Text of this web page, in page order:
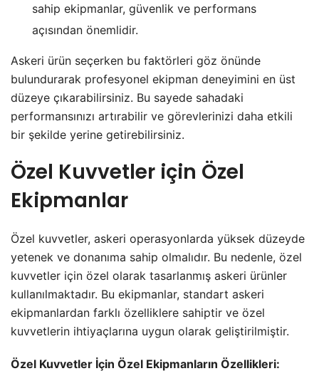
sahip ekipmanlar, güvenlik ve performans
açısından önemlidir.
Askeri ürün seçerken bu faktörleri göz önünde
bulundurarak profesyonel ekipman deneyimini en üst
düzeye çıkarabilirsiniz. Bu sayede sahadaki
performansınızı artırabilir ve görevlerinizi daha etkili
bir şekilde yerine getirebilirsiniz.
Özel Kuvvetler için Özel
Ekipmanlar
Özel kuvvetler, askeri operasyonlarda yüksek düzeyde
yetenek ve donanıma sahip olmalıdır. Bu nedenle, özel
kuvvetler için özel olarak tasarlanmış askeri ürünler
kullanılmaktadır. Bu ekipmanlar, standart askeri
ekipmanlardan farklı özelliklere sahiptir ve özel
kuvvetlerin ihtiyaçlarına uygun olarak geliştirilmiştir.
Özel Kuvvetler İçin Özel Ekipmanların Özellikleri: